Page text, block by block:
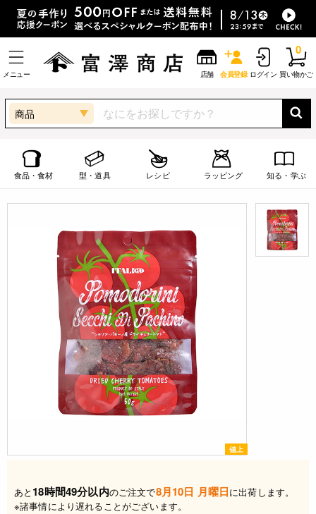
メニュー 店舗 会員登録 ログイン 買い物かご
0
商品
食品・食材 型・道具 レシピ ラッピング 知る・学ぶ
値上
あと 18時間49分以内のご注文で8月10日 月曜日に出荷します。
※諸事情により遅れることがございます。